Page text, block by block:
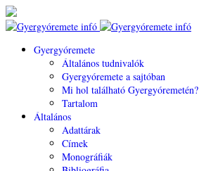
Gyergyóremete
Általános tudnivalók
Gyergyóremete a sajtóban
Mi hol található Gyergyóremetén?
Tartalom
Általános
Adattárak
Címek
Monográfiák